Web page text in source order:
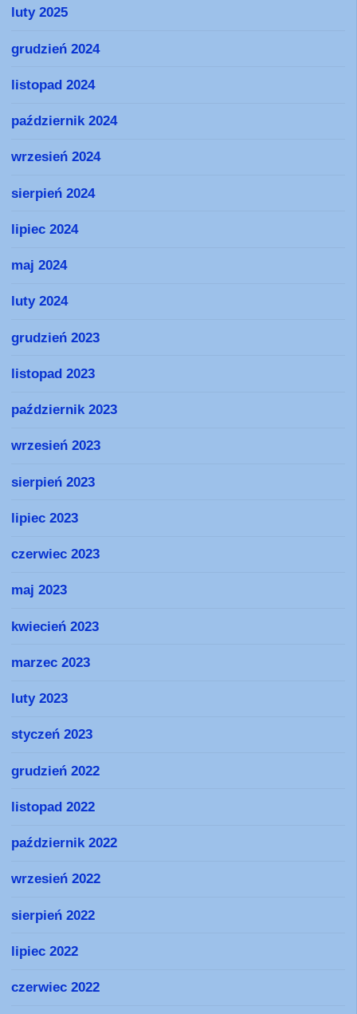
luty 2025
grudzień 2024
listopad 2024
październik 2024
wrzesień 2024
sierpień 2024
lipiec 2024
maj 2024
luty 2024
grudzień 2023
listopad 2023
październik 2023
wrzesień 2023
sierpień 2023
lipiec 2023
czerwiec 2023
maj 2023
kwiecień 2023
marzec 2023
luty 2023
styczeń 2023
grudzień 2022
listopad 2022
październik 2022
wrzesień 2022
sierpień 2022
lipiec 2022
czerwiec 2022